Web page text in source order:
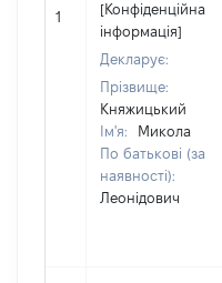
1
[Конфіденційна
інформація]
Декларує:
Прізвище:
Княжицький
Ім'я:
Микола
По батькові (за
наявності):
Леонідович